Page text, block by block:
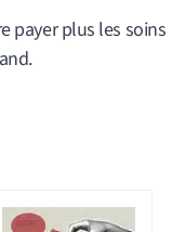
payer plus les soins